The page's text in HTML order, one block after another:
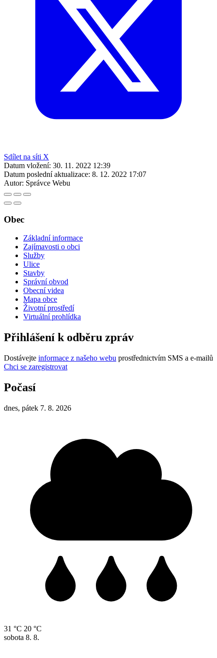
Sdílet na síti X
Datum vložení: 30. 11. 2022 12:39
Datum poslední aktualizace: 8. 12. 2022 17:07
Autor: Správce Webu
Obec
Základní informace
Zajímavosti o obci
Služby
Ulice
Stavby
Správní obvod
Obecní videa
Mapa obce
Životní prostředí
Virtuální prohlídka
Přihlášení k odběru zpráv
Dostávejte informace z našeho webu prostřednictvím SMS a e-mailů
Chci se zaregistrovat
Počasí
dnes, pátek 7. 8. 2026
31 °C 20 °C
sobota 8. 8.